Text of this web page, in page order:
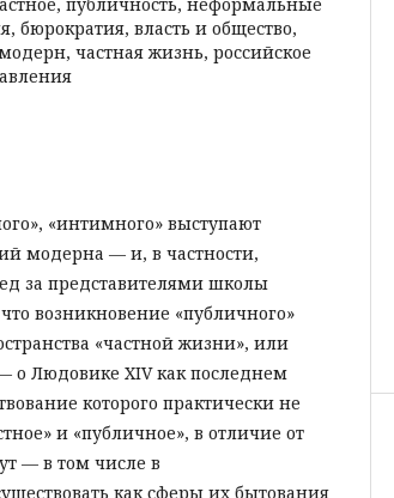
бюрократия, власть и общество,
частная жизнь, российское
«интимного» выступают
модерна — и, в частности,
за представителями школы
возникновение «публичного»
«частной жизни», или
о Людовике XIV как последнем
которого практически не
и «публичное», в отличие от
— в том числе в
как сферы их бытования